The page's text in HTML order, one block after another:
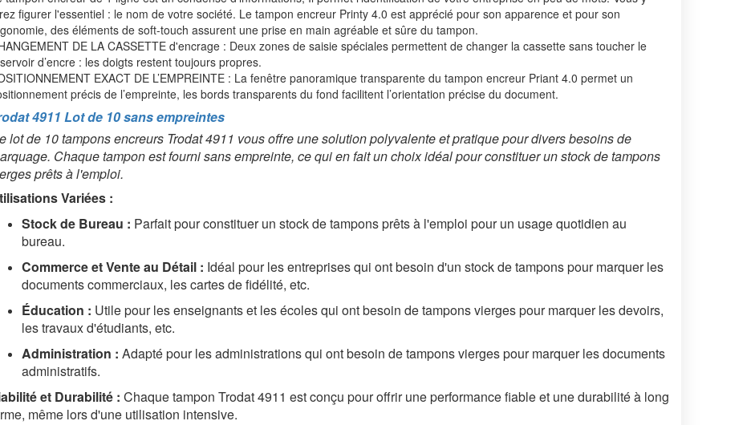
figurer l'essentiel : le nom de votre société. Le tampon encreur Printy 4.0 est apprécié pour son apparence et pour son
des éléments de soft-touch assurent une prise en main agréable et sûre du tampon.
DE LA CASSETTE d'encrage : Deux zones de saisie spéciales permettent de changer la cassette sans toucher le
d’encre : les doigts restent toujours propres.
EXACT DE L’EMPREINTE : La fenêtre panoramique transparente du tampon encreur Priant 4.0 permet un
précis de l’empreinte, les bords transparents du fond facilitent l’orientation précise du document.
4911 Lot de 10 sans empreintes
lot de 10 tampons encreurs Trodat 4911 vous offre une solution polyvalente et pratique pour divers besoins de
Chaque tampon est fourni sans empreinte, ce qui en fait un choix idéal pour constituer un stock de tampons
prêts à l'emploi.
Variées :
Stock de Bureau : Parfait pour constituer un stock de tampons prêts à l'emploi pour un usage quotidien au
bureau.
Commerce et Vente au Détail : Idéal pour les entreprises qui ont besoin d'un stock de tampons pour marquer les
documents commerciaux, les cartes de fidélité, etc.
Éducation : Utile pour les enseignants et les écoles qui ont besoin de tampons vierges pour marquer les devoirs,
les travaux d'étudiants, etc.
Administration : Adapté pour les administrations qui ont besoin de tampons vierges pour marquer les documents
administratifs.
et Durabilité : Chaque tampon Trodat 4911 est conçu pour offrir une performance fiable et une durabilité à long
même lors d'une utilisation intensive.